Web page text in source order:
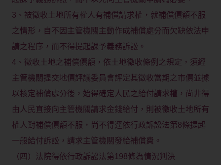
3、被徵收土地所有權人有補償請求權，就補償價額不服
之情形，自不因主管機關主動作成補償處分而欠缺依法申
請之程序，而不得提起課予義務訴訟。
4、徵收土地之補償價額，依土地徵收條例之規定，須經
主管機關提交地價評議委員會評定其徵收當期之市價並據
以核定補償處分後，始得確定人民之給付請求權，尚非得
由人民直接向主管機關請求金錢給付，則被徵收土地所有
權人對補償價額不服，尚不得逕依行政訴訟法第8條提起
一般給付訴訟，請求主管機關發給補償費。
（四）法院得依行政訴訟法第198條為情況判決